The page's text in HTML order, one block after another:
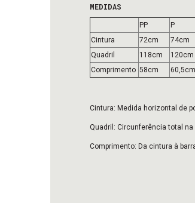
MEDIDAS
PP P
Cintura
72cm 74cm
Quadril
118cm 120cm
Comprimento 58cm 60,5cm
Cintura: Medida horizontal de
Quadril: Circunferência total
Comprimento: Da cintura à